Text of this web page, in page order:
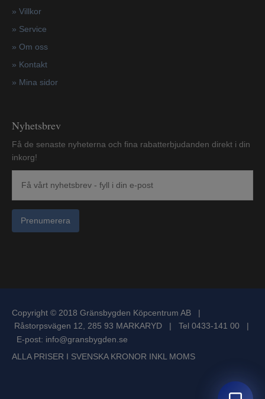
» Villkor
» Service
» Om oss
» Kontakt
» Mina sidor
Nyhetsbrev
Få de senaste nyheterna och fina rabatterbjudanden direkt i din
inkorg!
Prenumerera
Copyright © 2018 Gränsbygden Köpcentrum AB |
Råstorpsvägen 12, 285 93 MARKARYD | Tel 0433-141 00 |
E-post: info@gransbygden.se
ALLA PRISER I SVENSKA KRONOR INKL MOMS